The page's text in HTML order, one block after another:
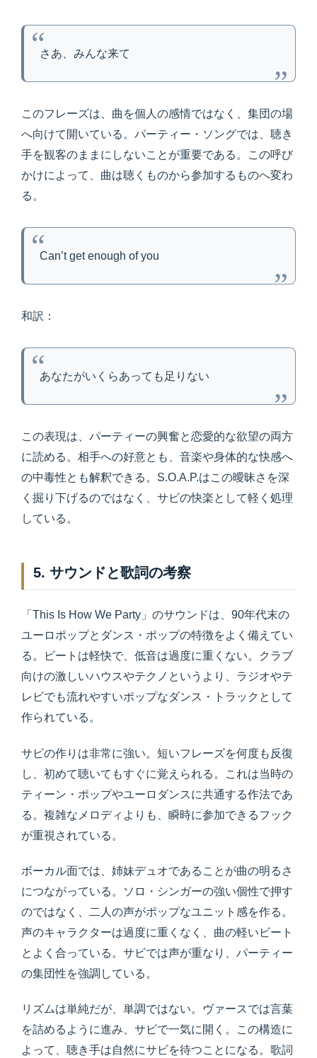
さあ、みんな来て
このフレーズは、曲を個人の感情ではなく、集団の場
へ向けて開いている。パーティー・ソングでは、聴き
手を観客のままにしないことが重要である。この呼び
かけによって、曲は聴くものから参加するものへ変わ
る。
Can’t get enough of you
和訳：
あなたがいくらあっても足りない
この表現は、パーティーの興奮と恋愛的な欲望の両方
に読める。相手への好意とも、音楽や身体的な快感へ
の中毒性とも解釈できる。S.O.A.P.はこの曖昧さを深
く掘り下げるのではなく、サビの快楽として軽く処理
している。
5. サウンドと歌詞の考察
「This Is How We Party」のサウンドは、90年代末の
ユーロポップとダンス・ポップの特徴をよく備えてい
る。ビートは軽快で、低音は過度に重くない。クラブ
向けの激しいハウスやテクノというより、ラジオやテ
レビでも流れやすいポップなダンス・トラックとして
作られている。
サビの作りは非常に強い。短いフレーズを何度も反復
し、初めて聴いてもすぐに覚えられる。これは当時の
ティーン・ポップやユーロダンスに共通する作法であ
る。複雑なメロディよりも、瞬時に参加できるフック
が重視されている。
ボーカル面では、姉妹デュオであることが曲の明るさ
につながっている。ソロ・シンガーの強い個性で押す
のではなく、二人の声がポップなユニット感を作る。
声のキャラクターは過度に重くなく、曲の軽いビート
とよく合っている。サビでは声が重なり、パーティー
の集団性を強調している。
リズムは単純だが、単調ではない。ヴァースでは言葉
を詰めるように進み、サビで一気に開く。この構造に
よって、聴き手は自然にサビを待つことになる。歌詞